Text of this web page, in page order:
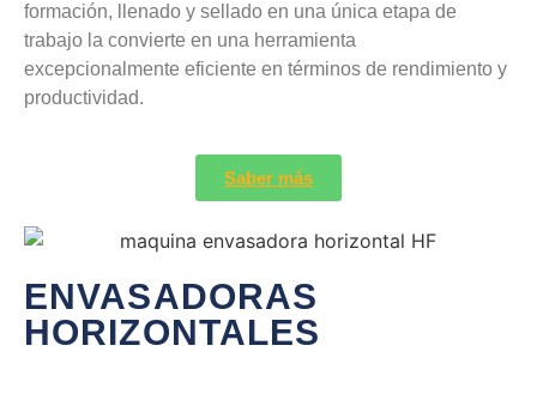
formación, llenado y sellado en una única etapa de
trabajo la convierte en una herramienta
excepcionalmente eficiente en términos de rendimiento y
productividad.
Saber más
ENVASADORAS
HORIZONTALES